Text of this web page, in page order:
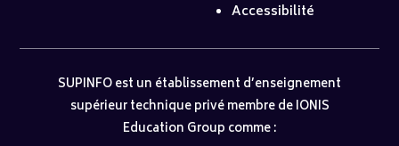
Accessibilité
SUPINFO est un établissement d’enseignement
supérieur technique privé membre de IONIS
Education Group comme :